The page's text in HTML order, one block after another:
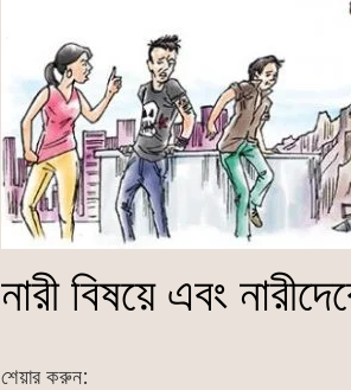
নারী বিষয়ে এবং
শেয়ার করুন: